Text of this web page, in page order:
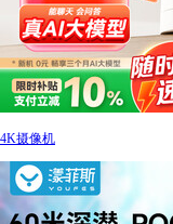
4K摄像机